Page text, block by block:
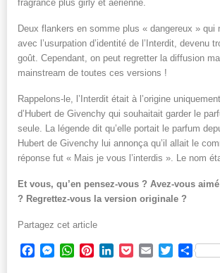
fragrance plus girly et aérienne.
Deux flankers en somme plus « dangereux » qui
avec l’usurpation d’identité de l’Interdit, devenu
goût. Cependant, on peut regretter la diffusion
mainstream de toutes ces versions !
Rappelons-le, l’Interdit était à l’origine
d’Hubert de Givenchy qui souhaitait garder le
seule. La légende dit qu’elle portait le parfum
Hubert de Givenchy lui annonça qu’il allait le
réponse fut « Mais je vous l’interdis ». Le nom
Et vous, qu’en pensez-vous ? Avez-vous
? Regrettez-vous la version originale ?
Partagez cet article
Facebook
Messenger
WhatsApp
PinterestLinkedInPocketEmailTwitter